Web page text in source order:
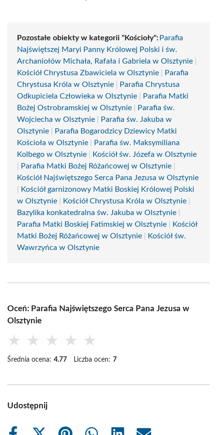
Pozostałe obiekty w kategorii "Kościoły": Parafia
Najświętszej Maryi Panny Królowej Polski i św.
Archaniołów Michała, Rafała i Gabriela w Olsztynie
Kościół Chrystusa Zbawiciela w Olsztynie
Parafia
Chrystusa Króla w Olsztynie
Parafia Chrystusa
Odkupiciela Człowieka w Olsztynie
Parafia Matki
Bożej Ostrobramskiej w Olsztynie
Parafia św.
Wojciecha w Olsztynie
Parafia św. Jakuba w
Olsztynie
Parafia Bogarodzicy Dziewicy Matki
Kościoła w Olsztynie
Parafia św. Maksymiliana
Kolbego w Olsztynie
Kościół św. Józefa w Olsztynie
Parafia Matki Bożej Różańcowej w Olsztynie
Kościół Najświętszego Serca Pana Jezusa w Olsztynie
Kościół garnizonowy Matki Boskiej Królowej Polski
w Olsztynie
Kościół Chrystusa Króla w Olsztynie
Bazylika konkatedralna św. Jakuba w Olsztynie
Parafia Matki Boskiej Fatimskiej w Olsztynie
Kościół
Matki Bożej Różańcowej w Olsztynie
Kościół św.
Wawrzyńca w Olsztynie
Oceń: Parafia Najświętszego Serca Pana Jezusa w
Olsztynie
★ ★ ★ ★ ★
Średnia ocena: 4.77 Liczba ocen: 7
Udostępnij